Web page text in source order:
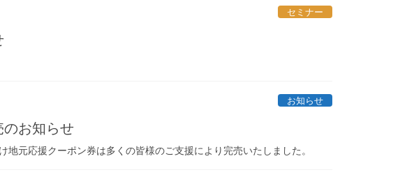
セミナー
お知らせ
お知らせ
地元応援クーポン券は多くの皆様のご支援により完売いたしました。